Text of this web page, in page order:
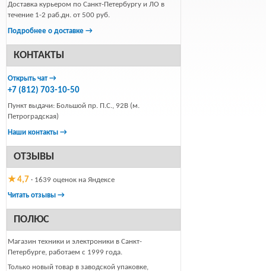
Доставка курьером по Санкт-Петербургу и ЛО в
течение 1-2 раб.дн. от 500 руб.
Подробнее о доставке →
КОНТАКТЫ
Открыть чат →
+7 (812) 703-10-50
Пункт выдачи: Большой пр. П.С., 92В (м.
Петроградская)
Наши контакты →
ОТЗЫВЫ
★ 4,7 · 1639 оценок на Яндексе
Читать отзывы →
ПОЛЮС
Магазин техники и электроники в Санкт-
Петербурге, работаем с 1999 года.
Только новый товар в заводской упаковке,